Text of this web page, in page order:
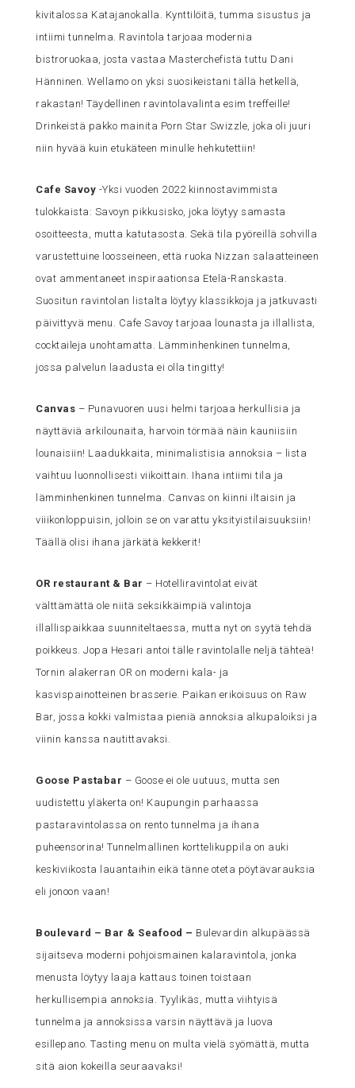
kivitalossa Katajanokalla. Kynttilöitä, tumma sisustus ja
intiimi tunnelma. Ravintola tarjoaa modernia
bistroruokaa, josta vastaa Masterchefistä tuttu Dani
Hänninen. Wellamo on yksi suosikeistani tällä hetkellä,
rakastan! Täydellinen ravintolavalinta esim treffeille!
Drinkeistä pakko mainita Porn Star Swizzle, joka oli juuri
niin hyvää kuin etukäteen minulle hehkutettiin!
Cafe Savoy -Yksi vuoden 2022 kiinnostavimmista
tulokkaista: Savoyn pikkusisko, joka löytyy samasta
osoitteesta, mutta katutasosta. Sekä tila pyöreillä sohvilla
varustettuine loosseineen, että ruoka Nizzan salaatteineen
ovat ammentaneet inspiraationsa Etelä-Ranskasta.
Suositun ravintolan listalta löytyy klassikkoja ja jatkuvasti
päivittyvä menu. Cafe Savoy tarjoaa lounasta ja illallista,
cocktaileja unohtamatta. Lämminhenkinen tunnelma,
jossa palvelun laadusta ei olla tingitty!
Canvas – Punavuoren uusi helmi tarjoaa herkullisia ja
näyttäviä arkilounaita, harvoin törmää näin kauniisiin
lounaisiin! Laadukkaita, minimalistisia annoksia – lista
vaihtuu luonnollisesti viikoittain. Ihana intiimi tila ja
lämminhenkinen tunnelma. Canvas on kiinni iltaisin ja
viiikonloppuisin, jolloin se on varattu yksityistilaisuuksiin!
Täällä olisi ihana järkätä kekkerit!
OR restaurant & Bar – Hotelliravintolat eivät
välttämättä ole niitä seksikkäimpiä valintoja
illallispaikkaa suunniteltaessa, mutta nyt on syytä tehdä
poikkeus. Jopa Hesari antoi tälle ravintolalle neljä tähteä!
Tornin alakerran OR on moderni kala- ja
kasvispainotteinen brasserie. Paikan erikoisuus on Raw
Bar, jossa kokki valmistaa pieniä annoksia alkupaloiksi ja
viinin kanssa nautittavaksi.
Goose Pastabar – Goose ei ole uutuus, mutta sen
uudistettu yläkerta on! Kaupungin parhaassa
pastaravintolassa on rento tunnelma ja ihana
puheensorina! Tunnelmallinen korttelikuppila on auki
keskiviikosta lauantaihin eikä tänne oteta pöytävarauksia
eli jonoon vaan!
Boulevard – Bar & Seafood – Bulevardin alkupäässä
sijaitseva moderni pohjoismainen kalaravintola, jonka
menusta löytyy laaja kattaus toinen toistaan
herkullisempia annoksia. Tyylikäs, mutta viihtyisä
tunnelma ja annoksissa varsin näyttävä ja luova
esillepano. Tasting menu on multa vielä syömättä, mutta
sitä aion kokeilla seuraavaksi!